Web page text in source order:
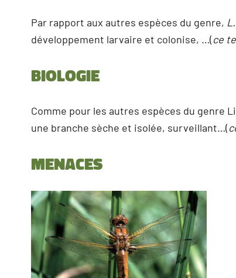
Par rapport aux autres espèces du genre,
développement larvaire et colonise, …(ce
Biologie
Comme pour les autres espèces du genre
une branche sèche et isolée, surveillant…(
Menaces